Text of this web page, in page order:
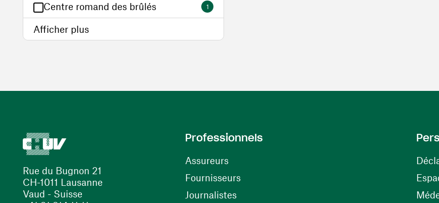
Centre romand des brûlés 1
Afficher plus
Rue du Bugnon 21
CH-1011 Lausanne
Vaud - Suisse
Professionnels
Assureurs
Fournisseurs(ouvre une nouvelle fenêtre)
Journalistes